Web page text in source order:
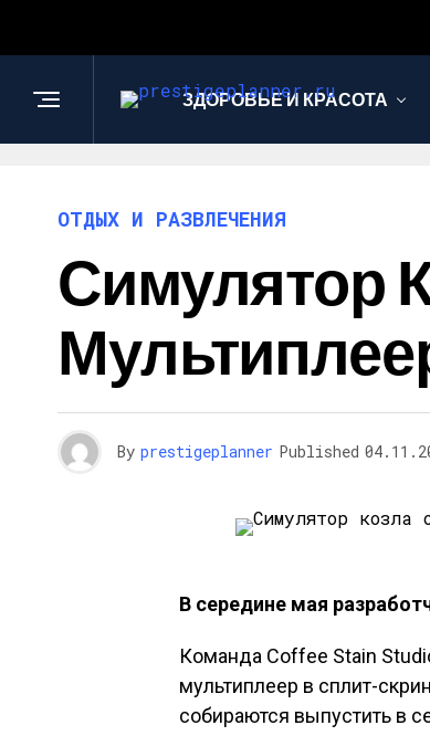
ЗДОРОВЬЕ И КРАСОТА
ОТДЫХ И РАЗВЛЕЧЕНИЯ
Симулятор
By prestigeplanner Published
В середине мая
Команда Coffee Stain
мультиплеер в сплит-
собираются выпустить в